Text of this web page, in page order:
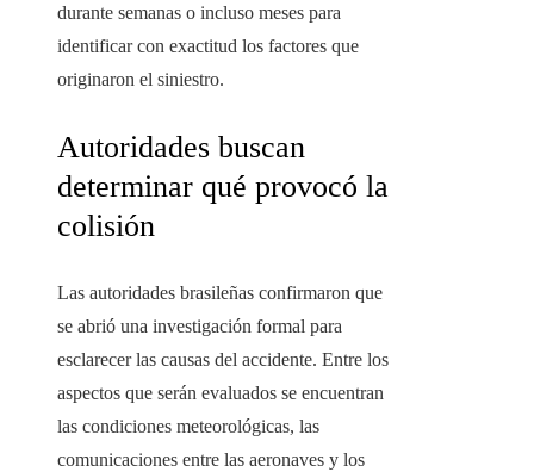
durante semanas o incluso meses para
identificar con exactitud los factores que
originaron el siniestro.
Autoridades buscan
determinar qué provocó la
colisión
Las autoridades brasileñas confirmaron que
se abrió una investigación formal para
esclarecer las causas del accidente. Entre los
aspectos que serán evaluados se encuentran
las condiciones meteorológicas, las
comunicaciones entre las aeronaves y los